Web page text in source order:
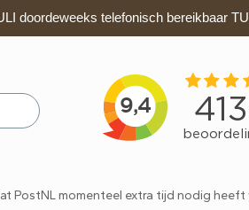
doordeweeks telefonisch bereikbaar
PostNL momenteel extra tijd nodig